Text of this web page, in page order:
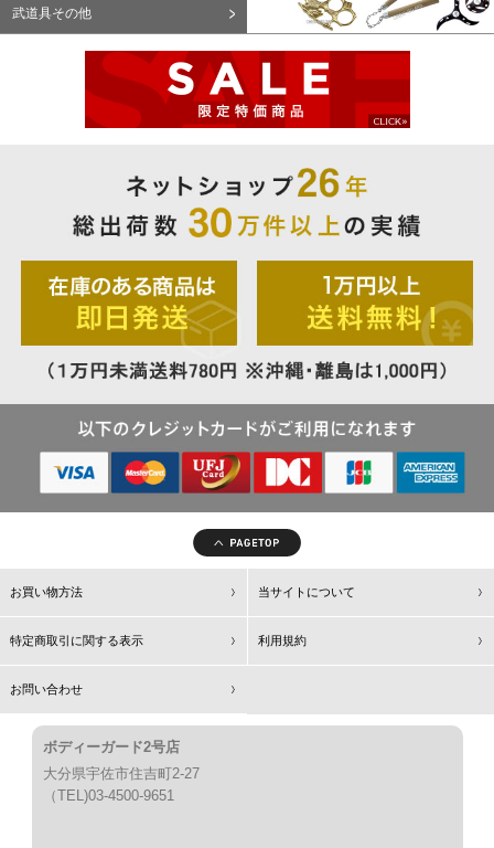
武道具その他
お買い物方法 当サイトについて
特定商取引に関する表示 利用規約
お問い合わせ
ボディーガード2号店
大分県宇佐市住吉町2-27
（TEL)03-4500-9651